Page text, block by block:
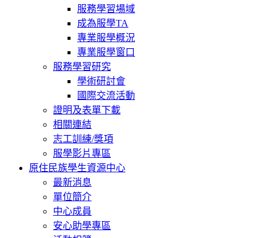
服務學習場域
成為服學TA
專業服學概況
專業服學窗口
服務學習研究
學術研討會
國際交流活動
證明及表單下載
相關連結
志工訓練/獎項
服學影片專區
原住民族學生資源中心
最新消息
單位簡介
中心成員
安心助學專區